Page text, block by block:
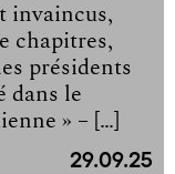
invaincus,
chapitres,
présidents
dans le
» – […]
29.09.25